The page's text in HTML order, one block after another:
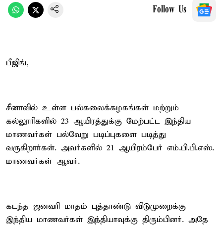
Follow Us
பீஜிங்,
சீனாவில் உள்ள பல்கலைக்கழகங்கள் மற்றும்
கல்லூரிகளில் 23 ஆயிரத்துக்கு மேற்பட்ட இந்திய
மாணவர்கள் பல்வேறு படிப்புகளை படித்து
வருகிறார்கள். அவர்களில் 21 ஆயிரம்பேர் எம்.பி.பி.எஸ்.
மாணவர்கள் ஆவர்.
கடந்த ஜனவரி மாதம் புத்தாண்டு விடுமுறைக்கு
இந்திய மாணவர்கள் இந்தியாவுக்கு திரும்பினர். அதே